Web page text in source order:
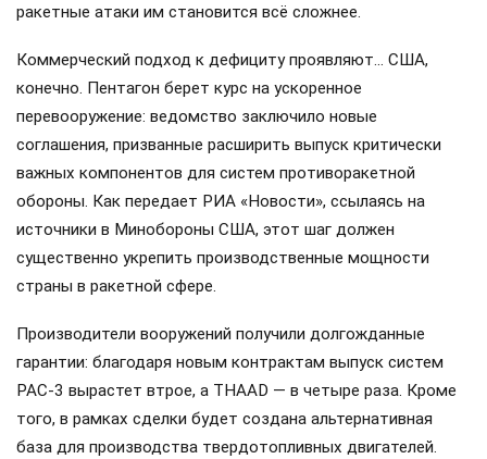
ракетные атаки им становится всё сложнее.
Коммерческий подход к дефициту проявляют… США,
конечно. Пентагон берет курс на ускоренное
перевооружение: ведомство заключило новые
соглашения, призванные расширить выпуск критически
важных компонентов для систем противоракетной
обороны. Как передает РИА «Новости», ссылаясь на
источники в Минобороны США, этот шаг должен
существенно укрепить производственные мощности
страны в ракетной сфере.
Производители вооружений получили долгожданные
гарантии: благодаря новым контрактам выпуск систем
PAC-3 вырастет втрое, а THAAD — в четыре раза. Кроме
того, в рамках сделки будет создана альтернативная
база для производства твердотопливных двигателей.